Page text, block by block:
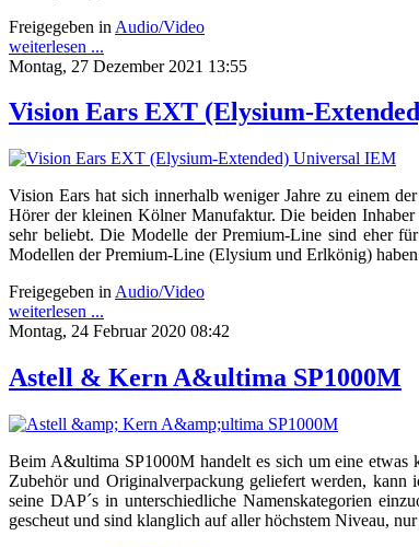
Freigegeben in Audio/Video
weiterlesen ...
Montag, 27 Dezember 2021 13:55
Vision Ears EXT (Elysium-
Vision Ears hat sich innerhalb weniger Jahre zu einem
Hörer der kleinen Kölner Manufaktur. Die beiden
sehr beliebt. Die Modelle der Premium-Line sind eher
Modellen der Premium-Line (Elysium und Erlkönig)
Freigegeben in Audio/Video
weiterlesen ...
Montag, 24 Februar 2020 08:42
Astell & Kern A&ultima SP1000M
Beim A&ultima SP1000M handelt es sich um eine etwas
Zubehör und Originalverpackung geliefert werden,
seine DAP´s in unterschiedliche Namenskategorien
gescheut und sind klanglich auf aller höchstem Niveau,